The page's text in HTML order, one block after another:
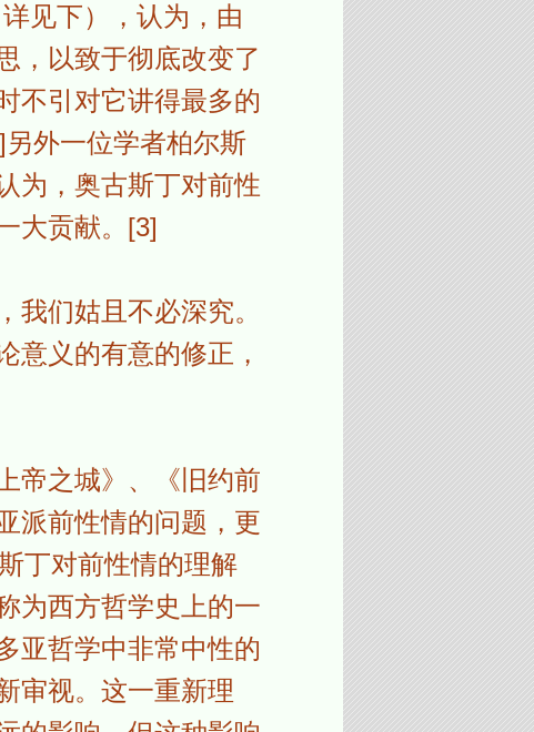
见下），认为，由
，以致于彻底改变了
不引对它讲得最多的
外一位学者柏尔斯
为，奥古斯丁对前性
大贡献。[3]
们姑且不必深究。
意义的有意的修正，
帝之城》、《旧约前
派前性情的问题，更
丁对前性情的理解
为西方哲学史上的一
亚哲学中非常中性的
审视。这一重新理